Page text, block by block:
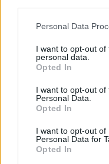
Personal Data
I want to opt-out
personal data.
Opted In
I want to opt-out of
Personal Data.
Opted In
I want to opt-out of
Personal Data for
Opted In
Χρειάζεται
παροχής
Να δούμε και
νόμιμο
παρανομία.
Το ευρωπαϊκό
ευρωπαϊκή
Μόρια ανήκει
περάσουν